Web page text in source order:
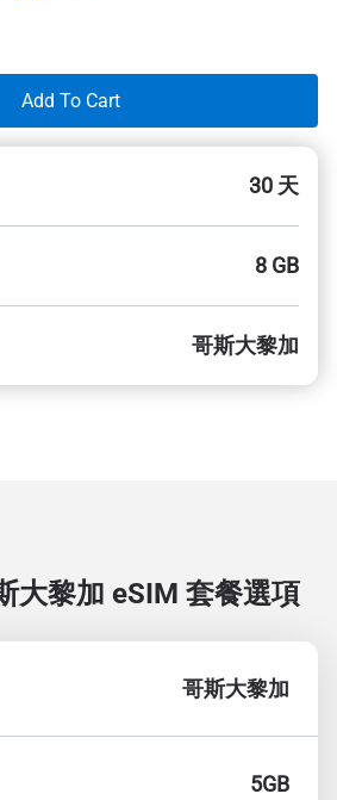
Add To Cart
30 天
8 GB
哥斯大黎加
大黎加 eSIM 套餐選項
哥斯大黎加
5GB